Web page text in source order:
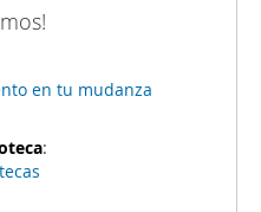
en tu mudanza
: